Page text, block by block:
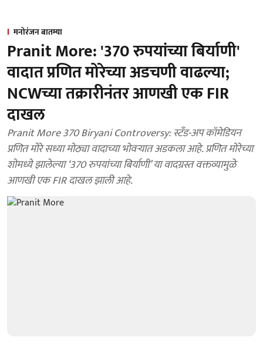
मनोरंजन बातम्या
Pranit More: '370 रुपयांच्या बिर्याणी'
वादात प्रणित मोरेच्या अडचणी वाढल्या;
NCWच्या तक्रारीनंतर आणखी एक FIR
दाखल
Pranit More 370 Biryani Controversy: स्टँड-अप कॉमेडियन
प्रणित मोरे सध्या मोठ्या वादाच्या भोवऱ्यात अडकला आहे. प्रणित मोरेच्या
शोमध्ये झालेल्या ‘370 रुपयांच्या बिर्याणी’ या वादग्रस्त वक्तव्यामुळे
आणखी एक FIR दाखल झाली आहे.